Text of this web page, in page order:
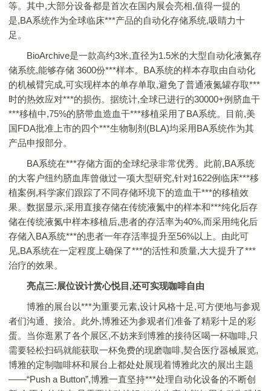
等。其中,大部分设备都是首次在国内展会亮相,值得一提的
是,BA系统作为全球临床***产品的自动化存储系统,吸睛力十
足。
BioArchive是一款高约3米,直径为1.5米的大型自动化液氮存
储系统,能够存储 3600份***样本。BA系统的样本存取由自动化
的机械臂完成,可实现样本的单存单取,避免了普通液氮罐存取***
时的热效应对***的损伤。据统计,全球已进行的30000+例脐血干
***移植中,75%的脐带血造血干***移植采用了BA系统。目前,美
国FDA批准上市的四个***生物制剂(BLA)均采用BA系统作为其
产品申报部分。
BA系统在***存储方面的全球纪录非常优秀。此前,BA系统
的大客户纽约脐血库曾做过一项大型研究,针对1622例临床***移
植案例,科学家们跟踪了不同存储环境下的造血干***的移植效
果。数据显示,采用直接存储在传统液氮中的样本和***纯化后存
储在传统液氮中样本移植后,患者的存活率为40%,而采用纯化后
存储入BA系统***的患者一年存活率提升至56%以上。由此可
见,BA系统在一定程度上确保了***的活性和质量,大大提升了***
治疗的效果。
亮点三:展位设计赏心悦目,还可实现咖啡自由
博雅的展台以***为重要元素,设计风格十足,可方便地与参观
者们沟通、接洽。此外,博雅还为参观者们准备了精彩十足的彩
蛋。当你逛累了各个展区,不妨来到博雅的接待区喝一杯咖啡,只
需要轻松扫码就能获取一杯免费的现磨咖啡,契合医疗器械展览,
博雅的定制咖啡杯和展台上都处处展现着博雅此次的展出主题
——“Push a Button”,博雅一直坚持***处理自动化设备的不断创